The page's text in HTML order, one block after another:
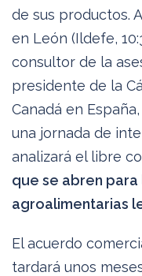
de sus productos.
en León (Ildefe,
consultor de la
presidente de la
Canadá en España,
una jornada de
analizará el libre
que se abren para
agroalimentarias
El acuerdo
tardará unos